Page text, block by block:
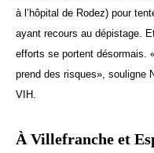
à l’hôpital de Rodez) pour
ayant recours au dépistage.
efforts se portent désormais.
prend des risques», souligne
VIH.
À Villefranche et